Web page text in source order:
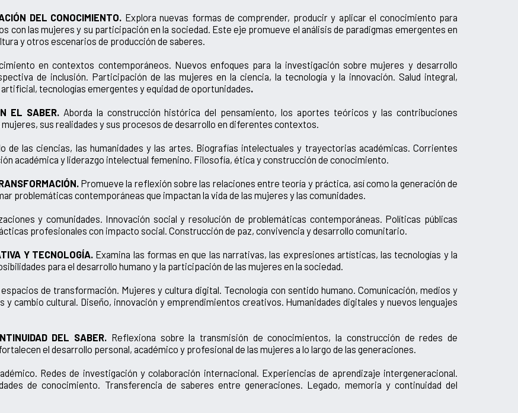
DEL CONOCIMIENTO. Explora nuevas formas de comprender, producir y aplicar el conocimiento para
con las mujeres y su participación en la sociedad. Este eje promueve el análisis de paradigmas emergentes en
y otros escenarios de producción de saberes.
en contextos contemporáneos. Nuevos enfoques para la investigación sobre mujeres y desarrollo
de inclusión. Participación de las mujeres en la ciencia, la tecnología y la innovación. Salud integral,
tecnologías emergentes y equidad de oportunidades.
EL SABER. Aborda la construcción histórica del pensamiento, los aportes teóricos y las contribuciones
sus realidades y sus procesos de desarrollo en diferentes contextos.
de las ciencias, las humanidades y las artes. Biografías intelectuales y trayectorias académicas. Corrientes
académica y liderazgo intelectual femenino. Filosofía, ética y construcción de conocimiento.
Promueve la reflexión sobre las relaciones entre teoría y práctica, así como la generación de
problemáticas contemporáneas que impactan la vida de las mujeres y las comunidades.
y comunidades. Innovación social y resolución de problemáticas contemporáneas. Políticas públicas
profesionales con impacto social. Construcción de paz, convivencia y desarrollo comunitario.
Y TECNOLOGÍA. Examina las formas en que las narrativas, las expresiones artísticas, las tecnologías y la
para el desarrollo humano y la participación de las mujeres en la sociedad.
de transformación. Mujeres y cultura digital. Tecnología con sentido humano. Comunicación, medios y
cambio cultural. Diseño, innovación y emprendimientos creativos. Humanidades digitales y nuevos lenguajes
DEL SABER. Reflexiona sobre la transmisión de conocimientos, la construcción de redes de
el desarrollo personal, académico y profesional de las mujeres a lo largo de las generaciones.
Redes de investigación y colaboración internacional. Experiencias de aprendizaje intergeneracional.
de conocimiento. Transferencia de saberes entre generaciones. Legado, memoria y continuidad del